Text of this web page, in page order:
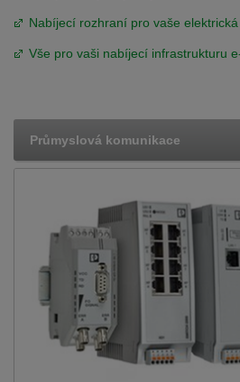
Nabíjecí rozhraní pro vaše elektrická
Vše pro vaši nabíjecí infrastrukturu
Průmyslová komunikace